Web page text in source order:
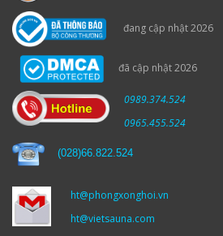
đang cập nhật 2026
đã cập nhật 2026
0989.374.524
0965.455.524
(028)66.822.524
ht@phongxonghoi.vn
ht@vietsauna.com